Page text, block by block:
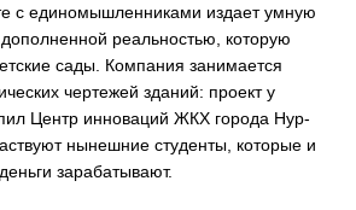
с единомышленниками издает умную
реальностью, которую
сады. Компания занимается
чертежей зданий: проект у
Центр инноваций ЖКХ города Нур-
нынешние студенты, которые и
зарабатывают.